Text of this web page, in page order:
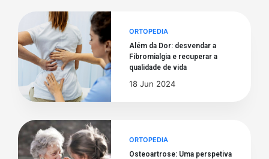
ORTOPEDIA
Além da Dor: desvendar a
Fibromialgia e recuperar a
qualidade de vida
18 Jun 2024
ORTOPEDIA
Osteoartrose: Uma perspetiva